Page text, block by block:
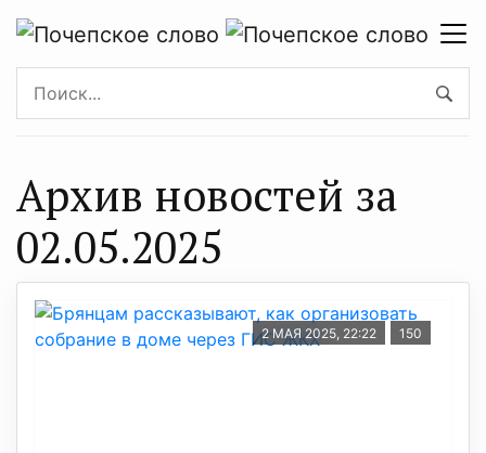
Архив новостей за
02.05.2025
2 МАЯ 2025, 22:22 150